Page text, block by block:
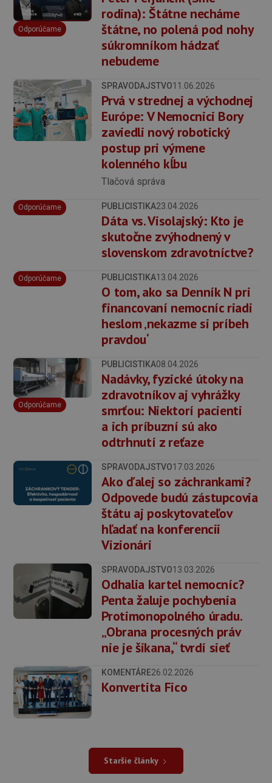
Odporúčame
rodina): Štátne necháme
štátne, no polená pod nohy
súkromníkom hádzať
nebudeme
SPRAVODAJSTVO11.06.2026
Prvá v strednej a východnej
Európe: V Nemocnici Bory
zaviedli nový robotický
postup pri výmene
kolenného kĺbu
Tlačová správa
Odporúčame PUBLICISTIKA23.04.2026
Dáta vs. Visolajský: Kto je
skutočne zvýhodnený v
slovenskom zdravotníctve?
Odporúčame PUBLICISTIKA13.04.2026
O tom, ako sa Denník N pri
financovaní nemocníc riadi
heslom ‚nekazme si príbeh
pravdou‘
Odporúčame
PUBLICISTIKA08.04.2026
Nadávky, fyzické útoky na
zdravotníkov aj vyhrážky
smrťou: Niektorí pacienti
a ich príbuzní sú ako
odtrhnutí z reťaze
SPRAVODAJSTVO17.03.2026
Ako ďalej so záchrankami?
Odpovede budú zástupcovia
štátu aj poskytovateľov
hľadať na konferencii
Vizionári
SPRAVODAJSTVO13.03.2026
Odhalia kartel nemocníc?
Penta žaluje pochybenia
Protimonopolného úradu.
„Obrana procesných práv
nie je šikana,“ tvrdí sieť
KOMENTÁRE26.02.2026
Konvertita Fico
Staršie články